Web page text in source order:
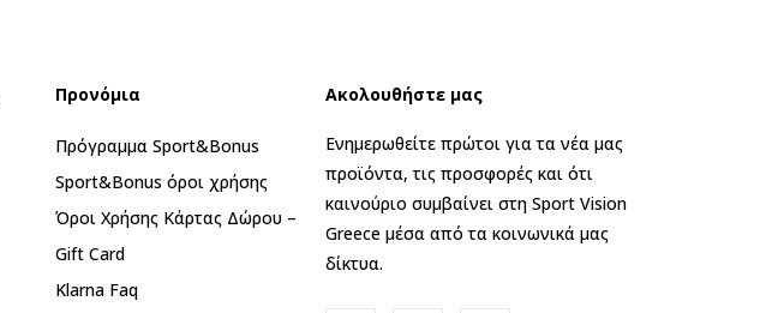
Προνόμια
Πρόγραμμα Sport&Bonus
Sport&Bonus όροι χρήσης
Όροι Χρήσης Κάρτας Δώρου –
Gift Card
Klarna Faq
Ακολουθήστε μας
Ενημερωθείτε πρώτοι για τα νέα μας
προϊόντα, τις προσφορές και ότι
καινούριο συμβαίνει στη Sport Vision
Greece μέσα από τα κοινωνικά μας
δίκτυα.